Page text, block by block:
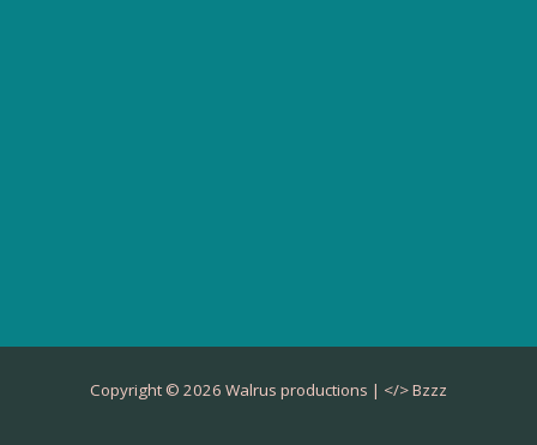
Copyright © 2026 Walrus productions | </>Bzzz